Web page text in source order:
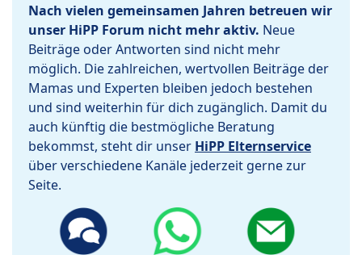
Nach vielen gemeinsamen Jahren betreuen wir
unser HiPP Forum nicht mehr aktiv. Neue
Beiträge oder Antworten sind nicht mehr
möglich. Die zahlreichen, wertvollen Beiträge der
Mamas und Experten bleiben jedoch bestehen
und sind weiterhin für dich zugänglich. Damit du
auch künftig die bestmögliche Beratung
bekommst, steht dir unser HiPP Elternservice
über verschiedene Kanäle jederzeit gerne zur
Seite.